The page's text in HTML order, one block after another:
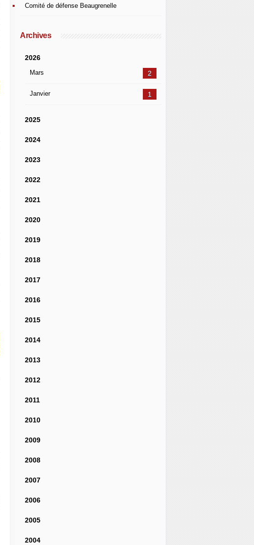
Comité de défense Beaugrenelle
Archives
2026
Mars 2
Janvier 1
2025
2024
2023
2022
2021
2020
2019
2018
2017
2016
2015
2014
2013
2012
2011
2010
2009
2008
2007
2006
2005
2004